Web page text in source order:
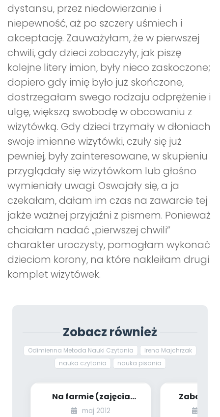
dystansu, przez niedowierzanie i
niepewność, aż po szczery uśmiech i
akceptację. Zauważyłam, że w pierwszej
chwili, gdy dzieci zobaczyły, jak piszę
kolejne litery imion, były nieco zaskoczone;
dopiero gdy imię było już skończone,
dostrzegałam swego rodzaju odprężenie i
ulgę, większą swobodę w obcowaniu z
wizytówką. Gdy dzieci trzymały w dłoniach
swoje imienne wizytówki, czuły się już
pewniej, były zainteresowane, w skupieniu
przyglądały się wizytówkom lub głośno
wymieniały uwagi. Oswajały się, a ja
czekałam, dałam im czas na zawarcie tej
jakże ważnej przyjaźni z pismem. Ponieważ
chciałam nadać „pierwszej chwili”
charakter uroczysty, pomogłam wykonać
dzieciom korony, na które nakleiłam drugi
komplet wizytówek.
Zobacz również
Odimienna Metoda Nauki Czytania
Irena Majchrzak
nauka czytania
nauka pisania
Na farmie (zajęcia
przygotowujące do
maj 2012
Zabawy